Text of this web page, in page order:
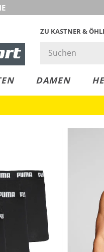
ZU KASTNER &
DAMEN